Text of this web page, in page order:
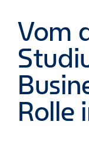
Vom
Rolle